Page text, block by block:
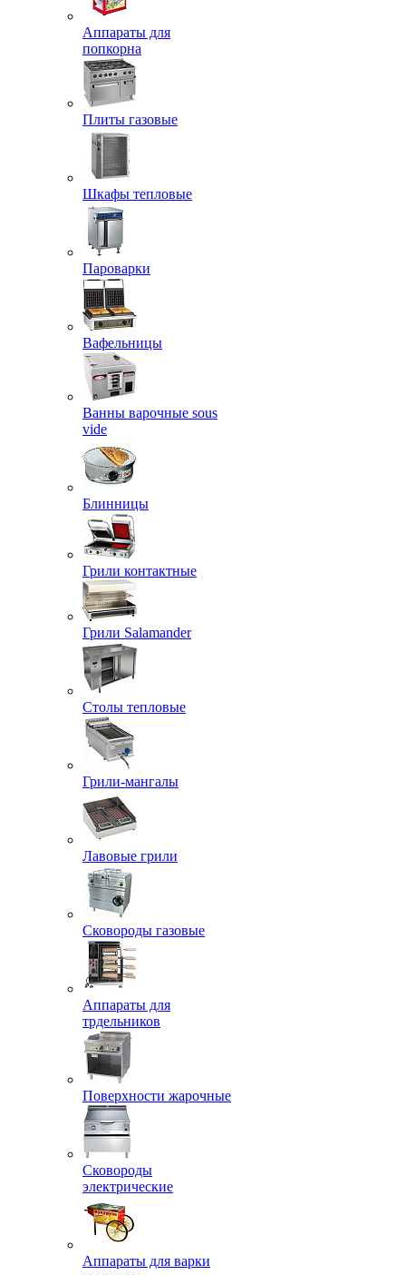
Аппараты для
попкорна
Плиты газовые
Шкафы тепловые
Пароварки
Вафельницы
Ванны варочные sous
vide
Блинницы
Грили контактные
Грили Salamander
Столы тепловые
Грили-мангалы
Лавовые грили
Сковороды газовые
Аппараты для
трдельников
Поверхности жарочные
Сковороды
электрические
Аппараты для варки